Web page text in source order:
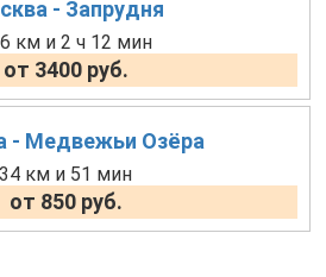
- Запрудня
км и 2 ч 12 мин
от 3400 руб.
- Медвежьи Озёра
34 км и 51 мин
от 850 руб.